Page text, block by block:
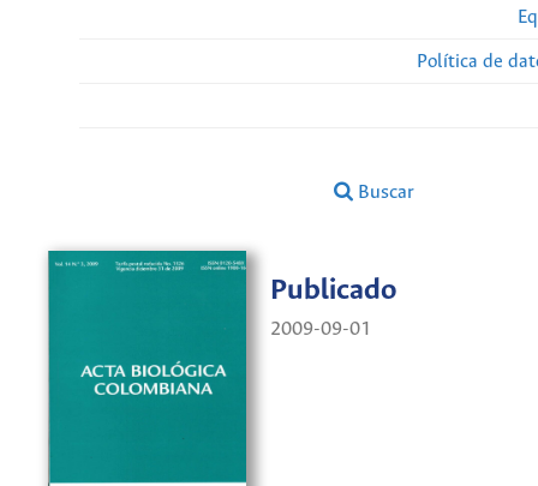
Política de
Buscar
Publicado
2009-09-01